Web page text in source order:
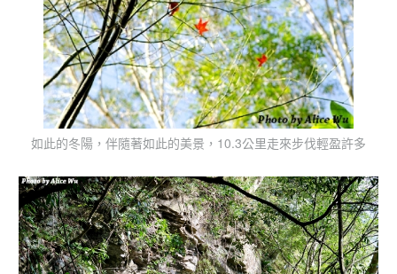
如此的冬陽，伴隨著如此的美景，10.3公里走來步伐輕盈許多